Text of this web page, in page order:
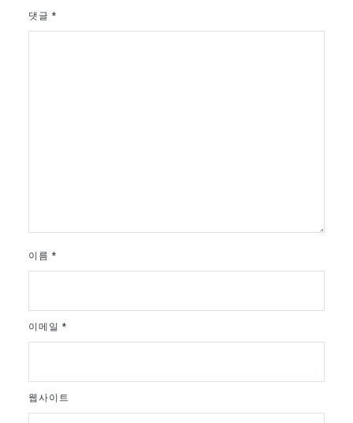
댓글 *
이름 *
이메일 *
웹사이트